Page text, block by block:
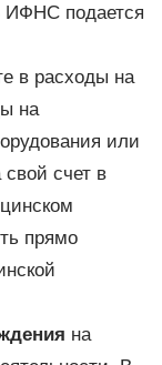
ИФНС подается
в расходы на
на
или
счет в
прямо
на